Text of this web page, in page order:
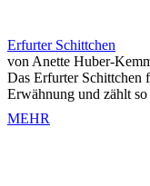
Erfurter Schittchen
von Anette Huber-
Das Erfurter Schittchen
Erwähnung und zählt
MEHR